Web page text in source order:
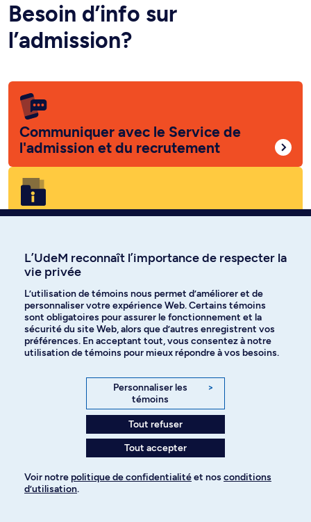
Besoin d’info sur
l’admission?
Communiquer avec le Service de
l'admission et du recrutement
Voir nos réponses instantanées
sur l'admission
Programmes à explorer
Plus de choix au bout des doigts
programmes à votre demande d’admission. Voici d’autres
choix d’études ayant piqué la curiosité des candidates et
L’UdeM reconnaît l’importance de respecter la
vie privée
L’utilisation de témoins nous permet d’améliorer et de
personnaliser votre expérience Web. Certains témoins
sont obligatoires pour assurer le fonctionnement et la
sécurité du site Web, alors que d’autres enregistrent vos
préférences. En acceptant tout, vous consentez à notre
utilisation de témoins pour mieux répondre à vos besoins.
Personnaliser les
témoins
>
Tout refuser
Tout accepter
Voir notre politique de confidentialitéet nos conditions
d’utilisation.